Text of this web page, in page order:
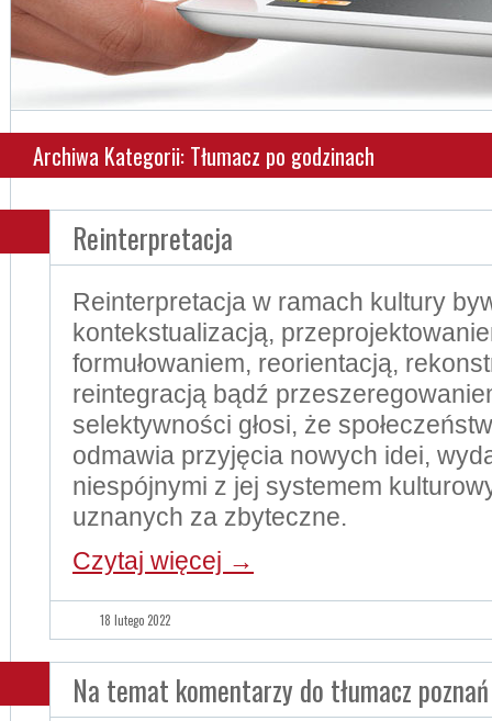
Archiwa Kategorii: Tłumacz po godzinach
Reinterpretacja
Reinterpretacja w ramach kultury
kontekstualizacją,
formułowaniem, reorientacją,
reintegracją bądź
selektywności głosi, że
odmawia przyjęcia nowych idei,
niespójnymi z jej systemem
uznanych za zbyteczne.
Czytaj więcej →
18 lutego 2022
Na temat komentarzy do tłumacz poznań